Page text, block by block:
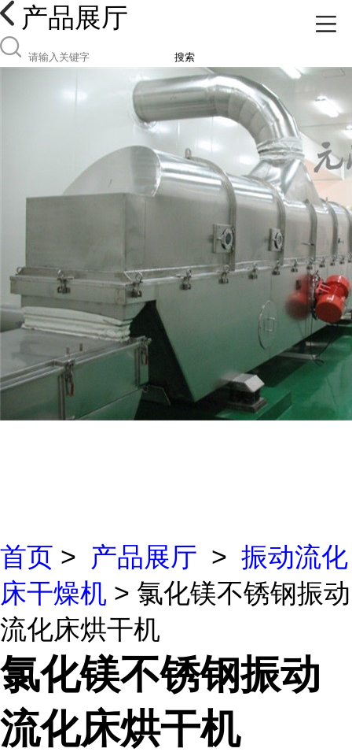
产品展厅
搜索
首页 > 产品展厅 > 振动流化
床干燥机 > 氯化镁不锈钢振动
流化床烘干机
氯化镁不锈钢振动
流化床烘干机